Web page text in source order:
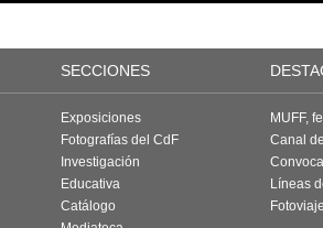
SECCIONES
Exposiciones
Fotografías del CdF
Investigación
Educativa
Catálogo
MUFF,
Canal
Líneas